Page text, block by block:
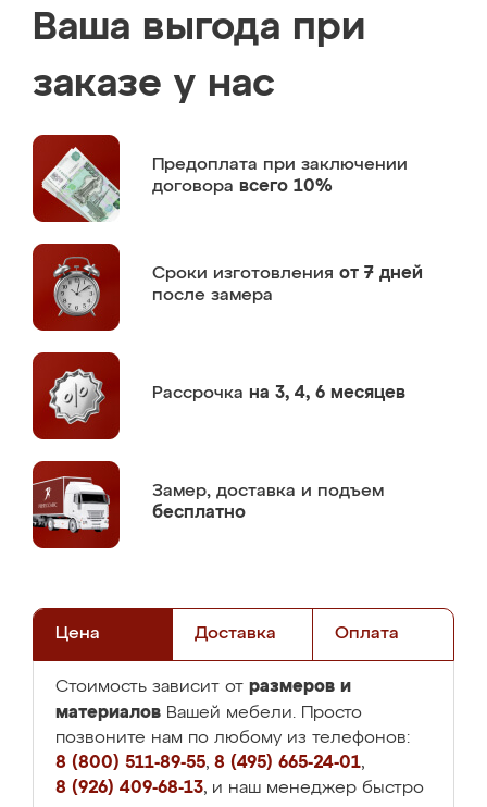
Ваша выгода при
заказе у нас
Предоплата при заключении
договора всего 10%
Сроки изготовления от 7 дней
после замера
Рассрочка на 3, 4, 6 месяцев
Замер, доставка и подъем
бесплатно
Цена Доставка Оплата
Стоимость зависит от размеров и
материалов Вашей мебели. Просто
позвоните нам по любому из телефонов:
8 (800) 511-89-55, 8 (495) 665-24-01,
8 (926) 409-68-13, и наш менеджер быстро